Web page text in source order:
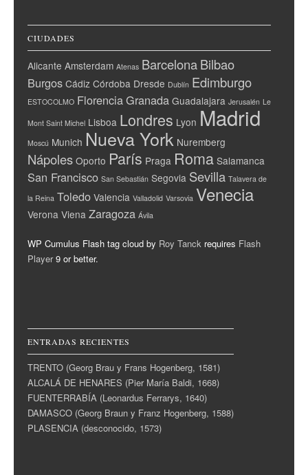
CIUDADES
Alicante Amsterdam Atenas BarcelonaBilbao
Burgos Cádiz Córdoba Dresde Dublín Edimburgo
ESTOCOLMO FlorenciaGranada Guadalajara Jerusalén Le
Mont Saint Michel Lisboa Londres Lyon Madrid
Moscú Munich Nueva York Nuremberg
Nápoles Oporto París Praga Roma Salamanca
San Francisco San Sebastián Segovia Sevilla Talavera de
la Reina Toledo Valencia Valladolid Varsovia Venecia
Verona Viena Zaragoza Ávila
WP Cumulus Flash tag cloud by Roy Tanck requires Flash
Player9 or better.
ENTRADAS RECIENTES
TRENTO (Georg Brau y Frans Hogenberg, 1581)
ALCALÁ DE HENARES (Pier María Baldi, 1668)
FUENTERRABÍA (Leonardus Ferrarys, 1640)
DAMASCO (Georg Braun y Franz Hogenberg, 1588)
PLASENCIA (desconocido, 1573)